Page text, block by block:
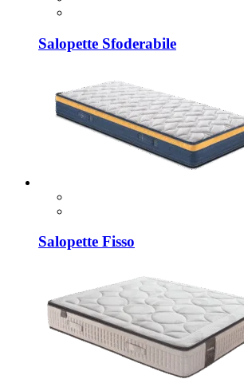
Salopette Sfoderabile
Salopette Fisso